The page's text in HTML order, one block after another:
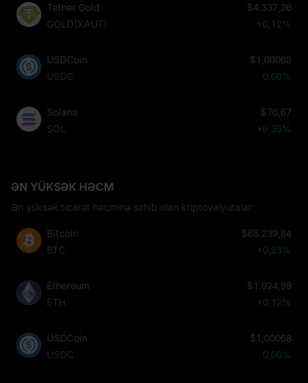
Tether Gold
GOLD(XAUT)
$4.337,26
+0,12%
USDCoin
USDC
$1,00068
0,00%
Solana
SOL
$76,67
+0,35%
ƏN YÜKSƏK HƏCM
Ən yüksək ticarət həcminə sahib olan kriptovalyutalar
Bitcoin
BTC
$65.239,84
+0,23%
Ethereum
ETH
$1.924,99
+0,12%
USDCoin
USDC
$1,00068
0,00%